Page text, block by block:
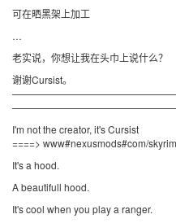
可在晒黑架上加工
…
老实说，你想让我在头巾上说什么？
谢谢Cursist。
I'm not the creator, it's Cursist
====> www#nexusmods#com/
It's a hood.
A beautifull hood.
It's cool when you play a ranger.